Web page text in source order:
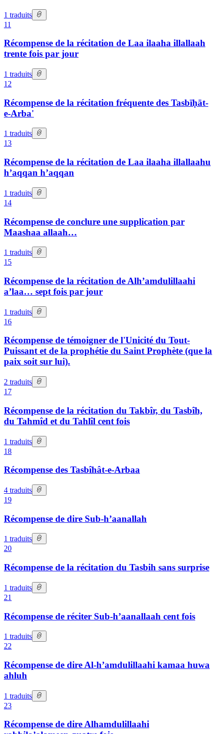
1 traduits
11
Récompense de la récitation de Laa ilaaha illallaah
trente fois par jour
1 traduits
12
Récompense de la récitation fréquente des Tasbīḥāt-
e-Arba'
1 traduits
13
Récompense de la récitation de Laa ilaaha illallaahu
h’aqqan h’aqqan
1 traduits
14
Récompense de conclure une supplication par
Maashaa allaah…
1 traduits
15
Récompense de la récitation de Alh’amdulillaahi
a’laa… sept fois par jour
1 traduits
16
Récompense de témoigner de l'Unicité du Tout-
Puissant et de la prophétie du Saint Prophète (que la
paix soit sur lui).
2 traduits
17
Récompense de la récitation du Takbîr, du Tasbîh,
du Tahmîd et du Tahlîl cent fois
1 traduits
18
Récompense des Tasbîhât-e-Arbaa
4 traduits
19
Récompense de dire Sub-h’aanallah
1 traduits
20
Récompense de la récitation du Tasbih sans surprise
1 traduits
21
Récompense de réciter Sub-h’aanallaah cent fois
1 traduits
22
Récompense de dire Al-h’amdulillaahi kamaa huwa
ahluh
1 traduits
23
Récompense de dire Alhamdulillaahi